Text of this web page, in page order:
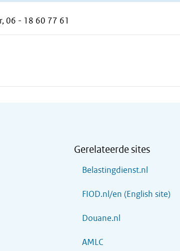
06 - 18 60 77 61
Gerelateerde sites
Belastingdienst.nl
FIOD.nl/en (English site)
Douane.nl
AMLC